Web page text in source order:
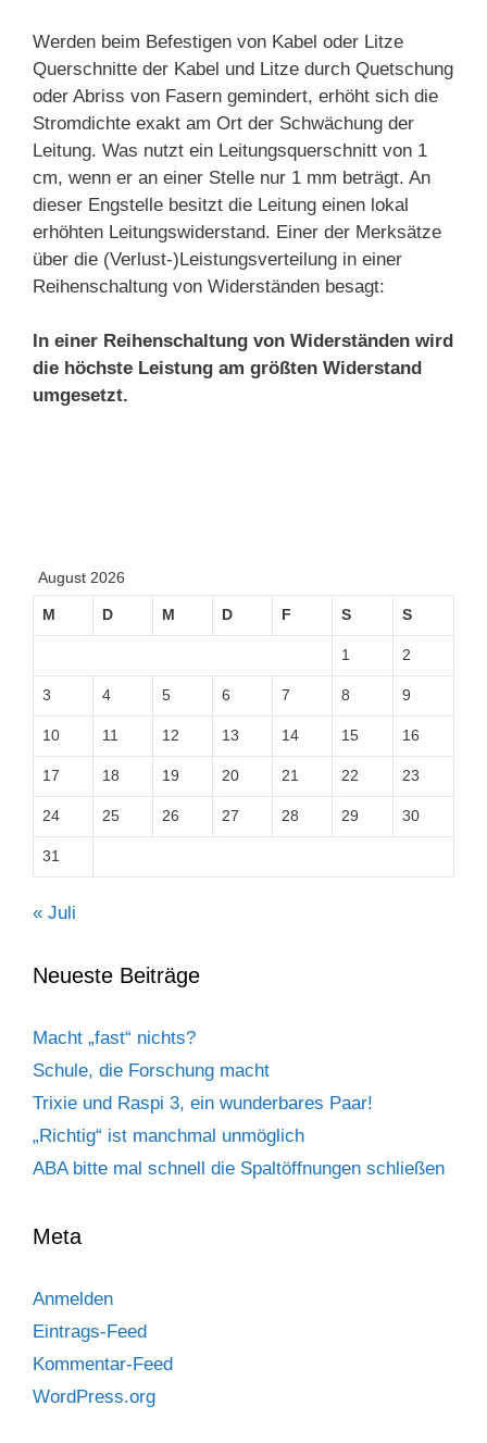
Werden beim Befestigen von Kabel oder Litze
Querschnitte der Kabel und Litze durch Quetschung
oder Abriss von Fasern gemindert, erhöht sich die
Stromdichte exakt am Ort der Schwächung der
Leitung. Was nutzt ein Leitungsquerschnitt von 1
cm, wenn er an einer Stelle nur 1 mm beträgt. An
dieser Engstelle besitzt die Leitung einen lokal
erhöhten Leitungswiderstand. Einer der Merksätze
über die (Verlust-)Leistungsverteilung in einer
Reihenschaltung von Widerständen besagt:
In einer Reihenschaltung von Widerständen wird
die höchste Leistung am größten Widerstand
umgesetzt.
August 2026
M D M D F S S
1 2
3 4 5 6 7 8 9
10 11 12 13 14 15 16
17 18 19 20 21 22 23
24 25 26 27 28 29 30
31
« Juli
Neueste Beiträge
Macht „fast“ nichts?
Schule, die Forschung macht
Trixie und Raspi 3, ein wunderbares Paar!
„Richtig“ ist manchmal unmöglich
ABA bitte mal schnell die Spaltöffnungen schließen
Meta
Anmelden
Eintrags-Feed
Kommentar-Feed
WordPress.org